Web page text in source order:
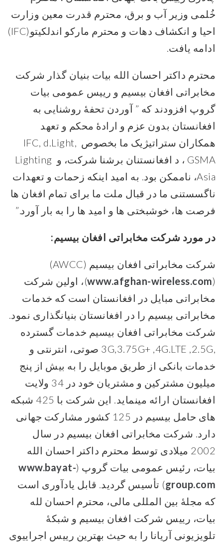
خُلمی وزیر آب و برق، محترم قدرت معین وزارت
احیا و انکشاف دهات و محترم مارکو اندلکیتو(IFC)
ادامه یافت.
محترم داکتر احسان الله بیات بنیان گذار شرکت
مخابراتی افغان بیسیم و رییس عمومی بیات
گروپ افزودند که ” آوردن تحفۀ روشنایی به
افغانستان بدون عزم و ارادۀ محکم و تعهد
همکاران ستراتیژیک ما بخصوص IFC, d.Light,
GSMA ، د افغانستنان برشنا شرکت، و Lighting
Asia، ناممکن بود. به امید اینکه زحمات و تعهدات
ناگسستنی ما در قبال ملت ما برای تمام افغان ها
فرصت ها، خوشبختی ها و امید ها را به بار آورد.”
در مورد شرکت مخابراتی افغان بیسیم:
شرکت مخابراتی افغان بیسیم (AWCC)
(
www.afghan-wireless.com)، اولین شرکت
مخابراتی مبایل در افغانستان است که خدمات
مخابراتی بیسیم را در افغانستان بنیانگذاری نمود.
شرکت مخابراتی افغان بیسیم خدمات گسترده
,3G,3.75G+ ,4G.LTE ,2.5G صوتی، انترنتی و
خدمات بانکی از طریق موبایل را به بیش از پنج
میلیون مشترکین و مشتریان خود در 34 ولایت
افغانستان ارائه مینماید. این شرکت با 425 شبکه
های حامل بیسیم در 125 کشور مشارکت جهانی
دارد. شرکت مخابراتی افغان بیسیم در سال
2002 میلادی توسط محترم داکتر احسان الله
بیات، رئیس عمومی بیات گروپ (www.bayat-
group.com) تأسیس گردید. قابل یادآوری است
که مجلۀ بین المللی مالی، محترم احسان لله
بیات، رییس شرکت افغان بیسیم و شبکۀ
تلویزیونی آریانا را به حیث بهترین رییس اجراییوی